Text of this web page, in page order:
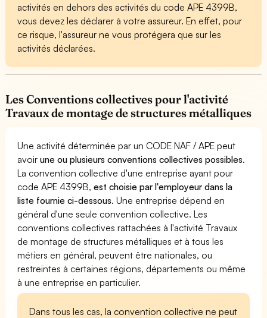
activités en dehors des activités du code APE 4399B,
vous devez les déclarer à votre assureur. En effet, pour
ce risque, l'assureur ne vous protégera que sur les
activités déclarées.
Les Conventions collectives pour l'activité
Travaux de montage de structures métalliques
Une activité déterminée par un CODE NAF / APE peut
avoirune ou plusieurs conventions collectives possibles.
La convention collective d'une entreprise ayant pour
code APE 4399B,est choisie par l'employeur dans la
liste fournie ci-dessous. Une entreprise dépend en
général d'une seule convention collective. Les
conventions collectives rattachées à l'activité Travaux
de montage de structures métalliques et à tous les
métiers en général, peuvent être nationales, ou
restreintes à certaines régions, départements ou même
à une entreprise en particulier.
Dans tous les cas, la convention collective ne peut